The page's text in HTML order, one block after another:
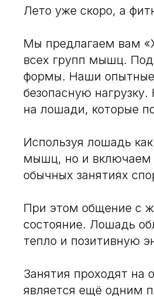
Лето уже скоро, а
Мы предлагаем вам
всех групп мышц.
формы. Наши опытные
безопасную
на лошади, которые
Используя лошадь
мышц, но и включаем
обычных занятиях
При этом общение с
состояние. Лошадь
тепло и позитивную
Занятия проходят на
является ещё одним